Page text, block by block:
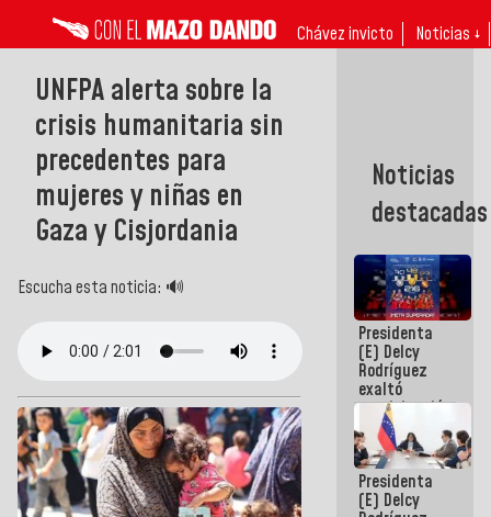
Chávez invicto Noticias ↓
UNFPA alerta sobre la
crisis humanitaria sin
precedentes para
mujeres y niñas en
Gaza y Cisjordania
Escucha esta noticia: 🔊
Noticias
destacadas
Presidenta
(E) Delcy
Rodríguez
exaltó
participación
de
Venezuela
en Juegos
Centroamericanos
y del Caribe
Presidenta
(E) Delcy